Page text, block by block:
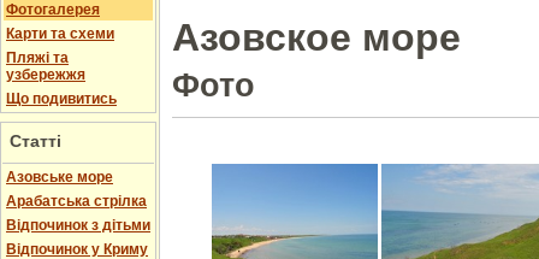
Фотогалерея
Карти та схеми
Пляжі та
узбережжя
Що подивитись
Статті
Азовське море
Арабатська стрілка
Відпочинок з дітьми
Відпочинок у Криму
Азовское море
Фото